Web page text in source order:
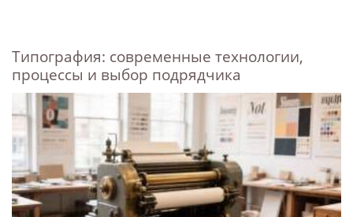
Типография: современные технологии,
процессы и выбор подрядчика